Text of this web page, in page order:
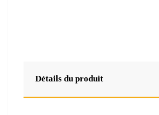
Détails du produit